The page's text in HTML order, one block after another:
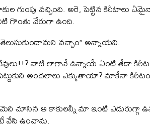
గుంపు వచ్చింది. అరె, పెట్టిన కిరీటాలు
గొంతు వేరుగా ఉంది.
వచ్చాం” అన్నాయవి.
జీవులు!!? వాటి లాగానే ఉన్నాయే ఏంటి తేడా
అందలాలు ఎక్కుతాయా? మాకేనా
ఆ కాకులన్నీ మా ఇంటి ఎదురుగ్గా ఉన్న
వేసి ఉంచాను.